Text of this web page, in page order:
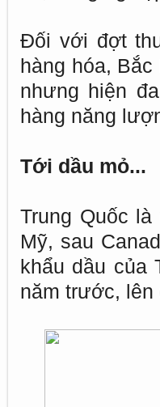
Đối với đợt
hàng hóa,
nhưng hiện
hàng năng
Tới dầu mỏ...
Trung Quốc
Mỹ, sau
khẩu dầu của
năm trước, lên